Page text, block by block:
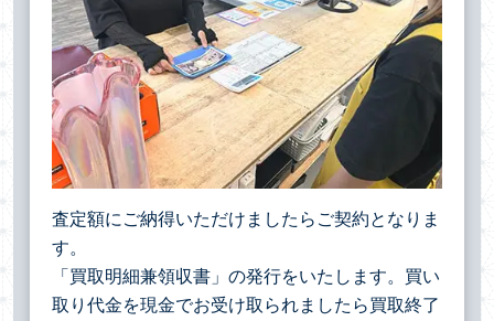
査定額にご納得いただけましたらご契約となりま
す。
「買取明細兼領収書」の発行をいたします。買い
取り代金を現金でお受け取られましたら買取終了